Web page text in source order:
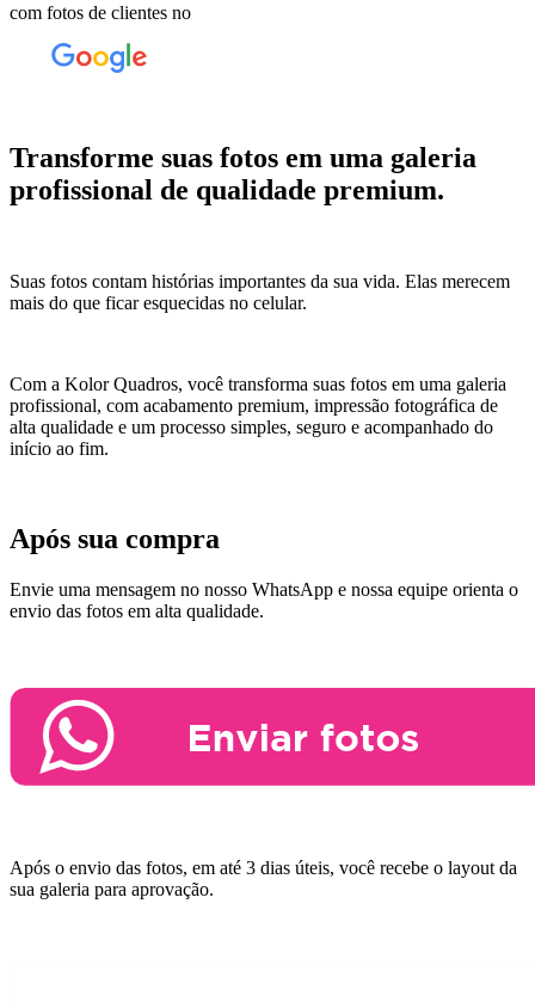
com fotos de clientes no
Transforme suas fotos em uma galeria
profissional de qualidade premium.
Suas fotos contam histórias importantes da sua vida. Elas merecem
mais do que ficar esquecidas no celular.
Com a Kolor Quadros, você transforma suas fotos em uma galeria
profissional, com acabamento premium, impressão fotográfica de
alta qualidade e um processo simples, seguro e acompanhado do
início ao fim.
Após sua compra
Envie uma mensagem no nosso WhatsApp e nossa equipe orienta o
envio das fotos em alta qualidade.
Após o envio das fotos, em até 3 dias úteis, você recebe o layout da
sua galeria para aprovação.